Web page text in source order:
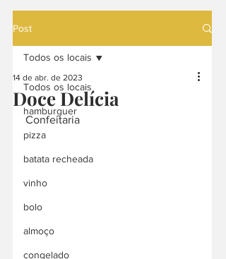
Post
Todos os locais
hamburguer
pizza
batata recheada
vinho
bolo
almoço
congelado
Todos os locais
Doce Delícia
14 de abr. de 2023
Confeitaria